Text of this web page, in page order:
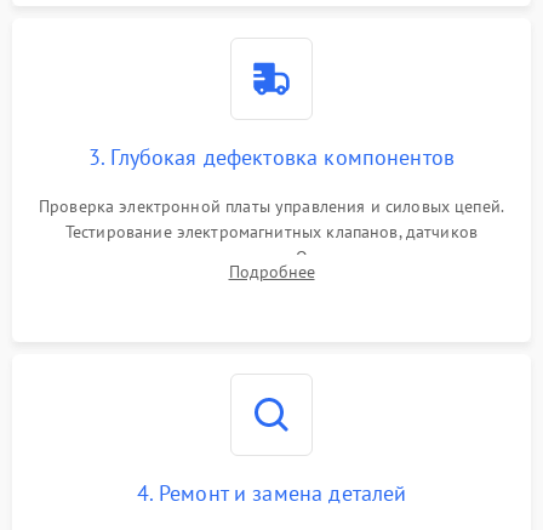
3. Глубокая дефектовка компонентов
Проверка электронной платы управления и силовых цепей.
Тестирование электромагнитных клапанов, датчиков
температуры и расходомера. Оценка степени износа
жерновов кофемолки, уплотнительных колец гидросистемы
Подробнее
4. Ремонт и замена деталей